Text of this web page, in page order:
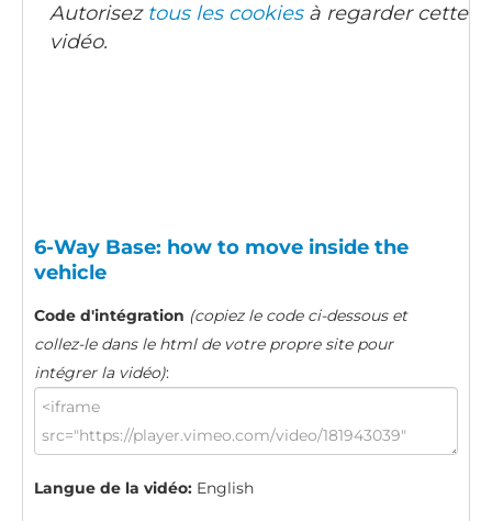
Autorisez tous les cookiesà regarder cette
vidéo.
6-Way Base: how to move inside the
vehicle
Code d'intégration (copiez le code ci-dessous et
collez-le dans le html de votre propre site pour
intégrer la vidéo):
Langue de la vidéo: English